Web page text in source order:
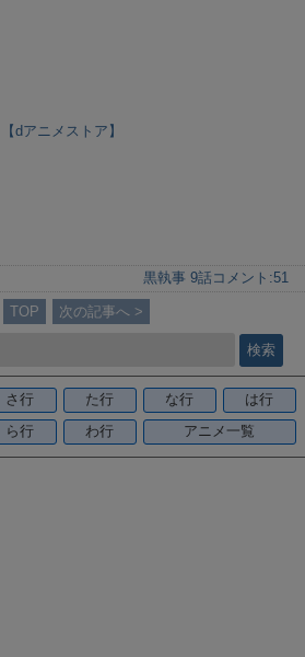
【dアニメストア】
黒執事 9話 コメント:51
TOP 次の記事へ >
さ行 た行 な行
は行
ら行 わ行 アニメ一覧